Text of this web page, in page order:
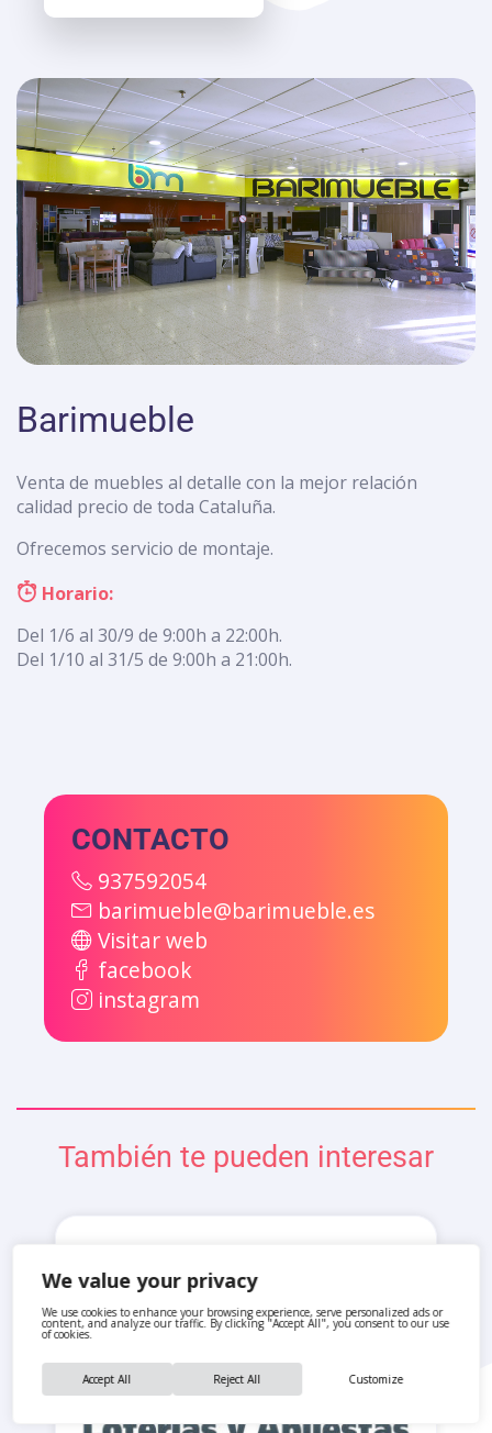
We value your privacy
We use cookies to enhance your browsing experience, serve personalized ads or
content, and analyze our traffic. By clicking "Accept All", you consent to our use
of cookies.
Customize
Reject All
Accept All
Barimueble
Venta de muebles al detalle con la mejor relación
calidad precio de toda Cataluña.
Ofrecemos servicio de montaje.
Horario:
Del 1/6 al 30/9 de 9:00h a 22:00h.
Del 1/10 al 31/5 de 9:00h a 21:00h.
CONTACTO
937592054
barimueble@barimueble.es
Visitar web
facebook
instagram
También te pueden interesar